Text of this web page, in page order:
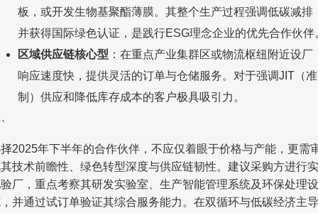
板，或开发生物基聚酯薄膜。其整个生产过程强调低碳减排
并获得国际绿色认证，是践行ESG理念企业的优先合作伙伴
区域供应链核心型 ：在重点产业集群区或物流枢纽附近设厂
响应速度快，提供灵活的订单与仓储服务。对于强调JIT（
制）供应和降低库存成本的客户极具吸引力。
2025年下半年的合作伙伴，不应仅着眼于价格与产能，更需
技术前瞻性、绿色转型深度与供应链韧性。建议采购方进行实
厂，重点考察其研发实验室、生产智能管理系统及环保处理设
并通过试订单验证其综合服务能力。在双循环与低碳经济主导